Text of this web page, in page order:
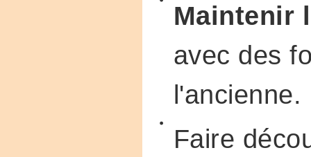
Maintenir
avec des
l'ancienne.
Faire